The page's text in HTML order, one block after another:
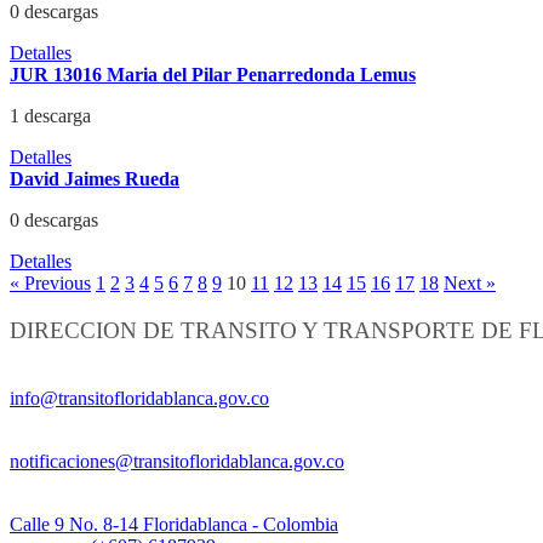
0 descargas
Detalles
JUR 13016 Maria del Pilar Penarredonda Lemus
1 descarga
Detalles
David Jaimes Rueda
0 descargas
Detalles
« Previous 1 2 3 4 5 6 7 8 9 10 11 12 13 14 15 16 17 18 Next »
DIRECCION DE TRANSITO Y TRANSPORTE DE
info@transitofloridablanca.gov.co
notificaciones@transitofloridablanca.gov.co
Calle 9 No. 8-14 Floridablanca - Colombia